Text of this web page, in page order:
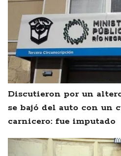
Discutieron por un
se bajó del auto con un
carnicero: fue imputado